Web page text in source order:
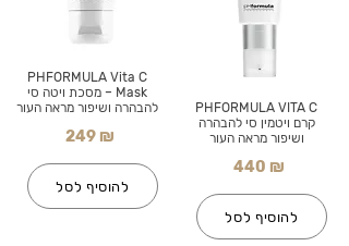
PHFORMULA Vita C
Mask – מסכת ויטה סי
להבהרה ושיפור מראה העור
249 ₪
להוסיף לסל
PHFORMULA VITA C
קרם ויטמין סי להבהרה
ושיפור מראה העור
440 ₪
להוסיף לסל